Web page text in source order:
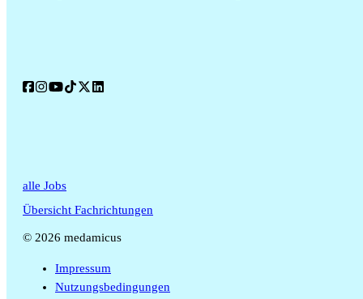
alle Jobs
Übersicht Fachrichtungen
© 2026 medamicus
Impressum
Nutzungsbedingungen